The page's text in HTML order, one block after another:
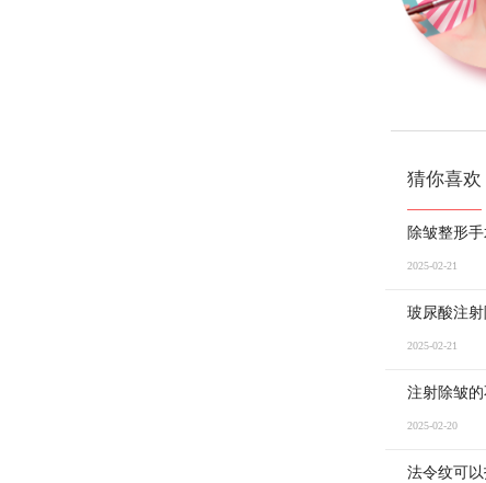
猜你喜欢
除皱整形
2025-02-21
玻尿酸注
2025-02-21
注射除皱
2025-02-20
法令纹可